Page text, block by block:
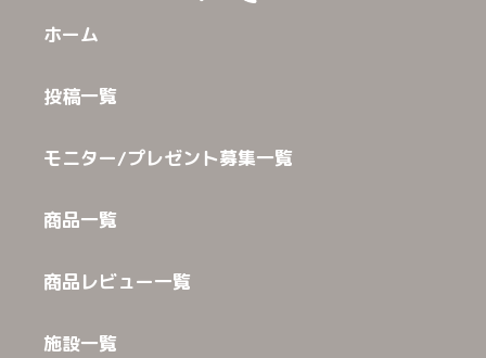
ホーム
投稿一覧
モニター/プレゼント募集一覧
商品一覧
商品レビュー一覧
施設一覧